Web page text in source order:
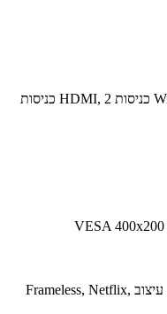
אפשרויות חיבור נוספות - Wi-Fi, Ethernet, 3 כניסות HDMI, 2 כניסות
מאפיינים נוספים - HDR10, VIDAA OS, עיצוב Frameless, Netflix,